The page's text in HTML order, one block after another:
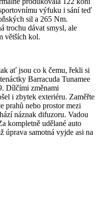
výfuku i sání teď
sil a 265 Nm.
trochu dávat smysl, ale
větších kol.
ať jsou co k čemu, řekli si
Barracuda Tunamee
Dílčími změnami
i zbytek exteriéru. Zaměřte
prahů nebo prostor mezi
náznak difuzoru. Vadou
kompletně udělané auto
úprava samotná vyjde asi na